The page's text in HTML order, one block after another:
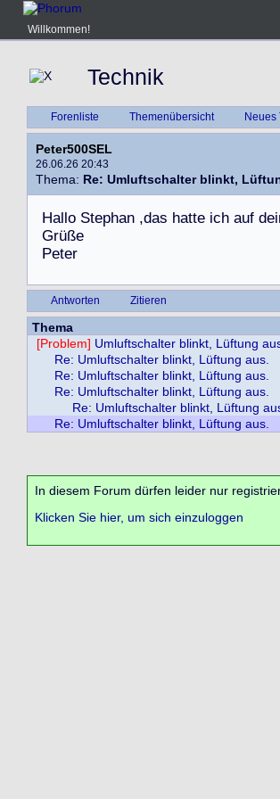
Willkommen!
Technik
Forenliste Themenübersicht Neues
Peter500SEL
26.06.26 20:43
Thema: Re: Umluftschalter blinkt,
Hallo Stephan ,das hatte ich auf dei
Grüße
Peter
Antworten Zitieren
Thema
[Problem] Umluftschalter blinkt, Lüftung
Re: Umluftschalter blinkt, Lüftung aus.
Re: Umluftschalter blinkt, Lüftung aus.
Re: Umluftschalter blinkt, Lüftung aus.
Re: Umluftschalter blinkt, Lüftung
Re: Umluftschalter blinkt, Lüftung aus.
In diesem Forum dürfen leider nur
Klicken Sie hier, um sich einzuloggen